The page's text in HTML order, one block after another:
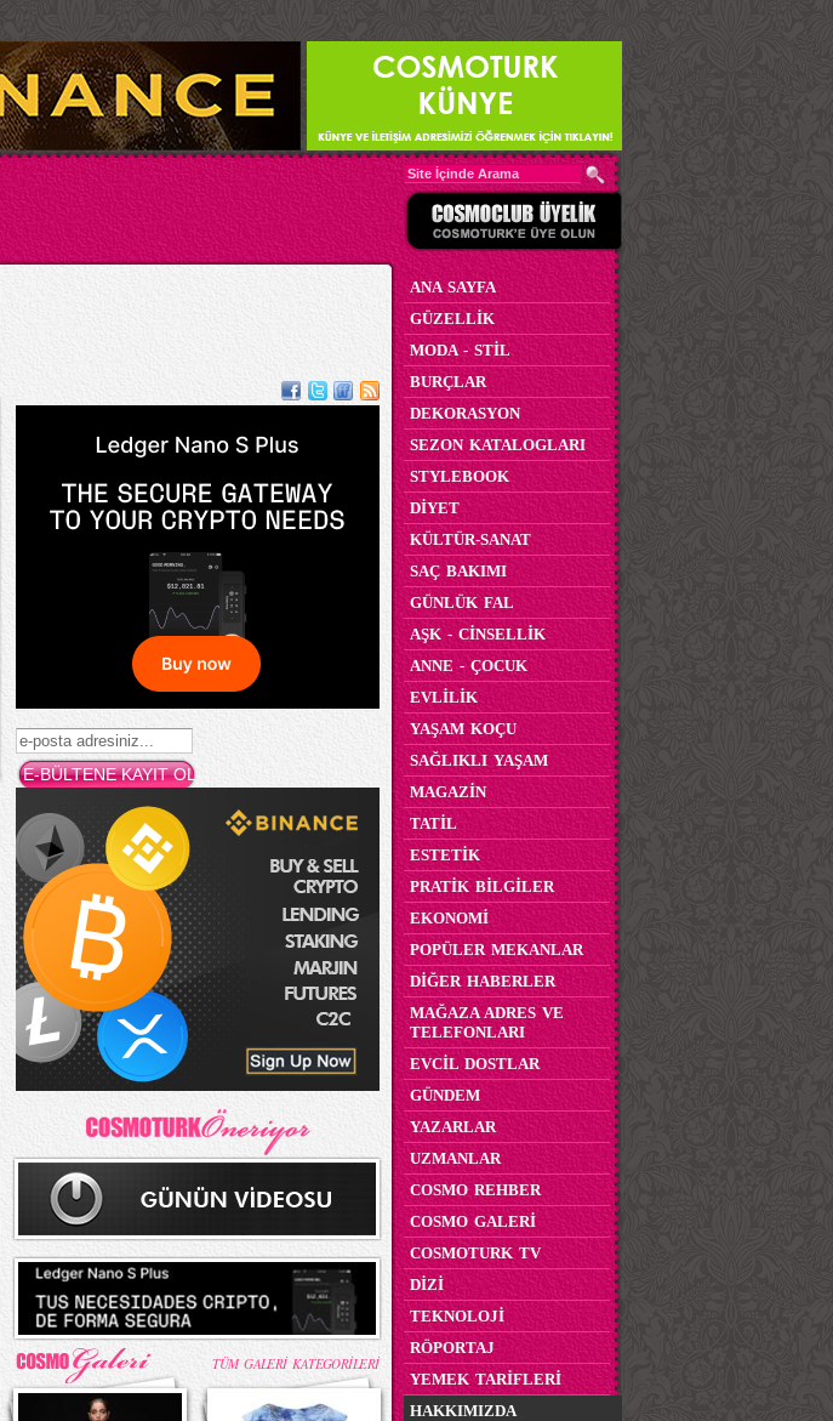
TÜM GALERİ KATEGORİLERİ
ANA SAYFA
GÜZELLİK
MODA - STİL
BURÇLAR
DEKORASYON
SEZON KATALOGLARI
STYLEBOOK
DİYET
KÜLTÜR-SANAT
SAÇ BAKIMI
GÜNLÜK FAL
AŞK - CİNSELLİK
ANNE - ÇOCUK
EVLİLİK
YAŞAM KOÇU
SAĞLIKLI YAŞAM
MAGAZİN
TATİL
ESTETİK
PRATİK BİLGİLER
EKONOMİ
POPÜLER MEKANLAR
DİĞER HABERLER
MAĞAZA ADRES VE
TELEFONLARI
EVCİL DOSTLAR
GÜNDEM
YAZARLAR
UZMANLAR
COSMO REHBER
COSMO GALERİ
COSMOTURK TV
DİZİ
TEKNOLOJİ
RÖPORTAJ
YEMEK TARİFLERİ
HAKKIMIZDA